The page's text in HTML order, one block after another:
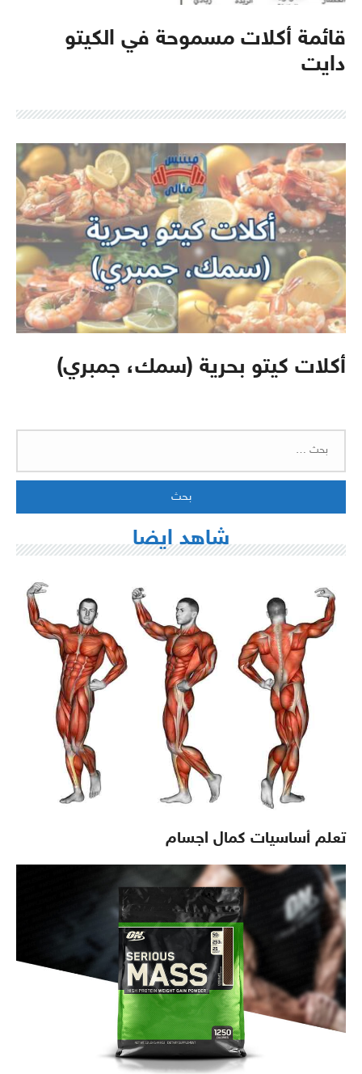
قائمة أكلات مسموحة في الكيتو
دايت
أكلات كيتو بحرية (سمك، جمبري)
شاهد ايضا
تعلم أساسيات كمال اجسام